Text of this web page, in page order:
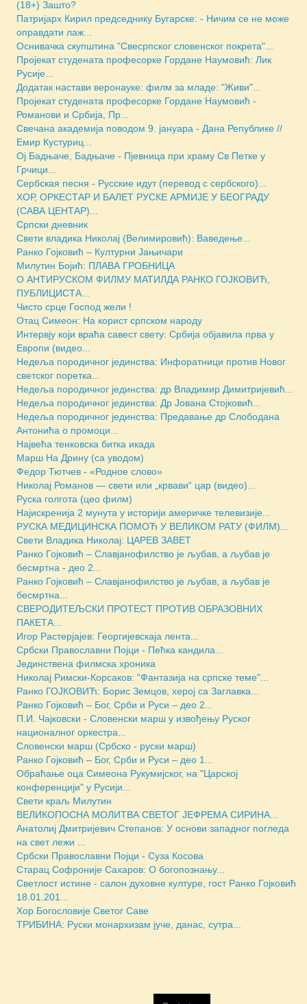
(18+) Зашто?
Патријарх Кирил председнику Бугарске: - Ничим се не може
оправдати лаж...
Оснивачка скупштина "Свесрпског словенског покрета"...
Пројекат студената професорке Гордане Наумовић: Лик
Русије...
Додатак настави веронауке: филм за младе: "Живи"...
Пројекат студената професорке Гордане Наумовић -
Романови и Србија, Пр...
Свечана академија поводом 9. јануара - Дана Републике //
Емир Кустуриц...
Ој Бадњаче, Бадњаче - Пјевница при храму Св Петке у
Грчици...
Сербская песня - Русские идут (перевод с сербского)...
ХОР, ОРКЕСТАР И БАЛЕТ РУСКЕ АРМИЈЕ У БЕОГРАДУ
(САВА ЦЕНТАР)...
Српски дневник
Свети владика Николај (Велимировић): Ваведење...
Ранко Гојковић – Културни Јањичари
Милутин Бојић: ПЛАВА ГРОБНИЦА
О АНТИРУСКОМ ФИЛМУ МАТИЛДА РАНКО ГОЈКОВИЋ,
ПУБЛИЦИСТА...
Чисто срце Господ жели !
Отац Симеон: На корист српском народу
Интервју који враћа савест свету: Србија објавила прва у
Европи (видео...
Недеља породичног јединства: Инфоратници против Новог
светског поретка...
Недеља породичног јединства: др Владимир Димитријевић...
Недеља породичног јединства: Др Јована Стојковић...
Недеља породичног јединства: Предавање др Слободана
Антонића о промоци...
Највећа тенковска битка икада
Марш На Дрину (са уводом)
Федор Тютчев - «Родное слово»
Николај Романов — свети или „крвави“ цар (видео)...
Руска голгота (цео филм)
Најискренија 2 мунута у историји америчке телевизије...
РУСКА МЕДИЦИНСКА ПОМОЋ У ВЕЛИКОМ РАТУ (ФИЛМ)...
Свети Владика Николај: ЦАРЕВ ЗАВЕТ
Ранко Гојковић – Славјанофилство је љубав, а љубав је
бесмртна - део 2...
Ранко Гојковић – Славјанофилство је љубав, а љубав је
бесмртна...
СВЕРОДИТЕЉСКИ ПРОТЕСТ ПРОТИВ ОБРАЗОВНИХ
ПАКЕТА...
Игор Растерјајев: Георгијевскаја лента...
Србски Православни Појци - Пећка кандила...
Jединствена филмска хроника
Николај Римски-Корсаков: "Фантазија на српске теме"...
Ранко ГОЈКОВИЋ: Борис Земцов, херој са Заглавка...
Ранко Гојковић – Бог, Срби и Руси – део 2...
П.И. Чајковски - Словенски марш у извођењу Руског
националног оркестра...
Словенски марш (Србско - руски марш)
Ранко Гојковић – Бог, Срби и Руси – део 1...
Обраћање оца Симеона Рукумијског, на "Царској
конференцији" у Русији...
Свети краљ Милутин
ВЕЛИКОПОСНА МОЛИТВА СВЕТОГ ЈЕФРЕМА СИРИНА...
Анатолиј Дмитријевич Степанов: У основи западног погледа
на свет лежи ...
Србски Православни Појци - Суза Косова
Старац Софроније Сахаров: О богопознању...
Светлост истине - салон духовне културе, гост Ранко Гојковић
18.01.201...
Хор Богословије Светог Саве
ТРИБИНА: Руски монархизам јуче, данас, сутра...